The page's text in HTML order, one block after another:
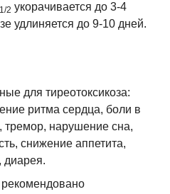
1/2 укорачивается до 3-4
удлиняется до 9-10 дней.
для тиреотоксикоза:
ритма сердца, боли в
тремор, нарушение сна,
снижение аппетита,
диарея.